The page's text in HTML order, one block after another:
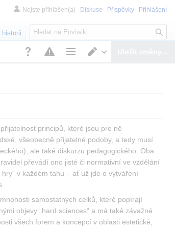
principů, které jsou pro ně
všeobecně přijatelné podoby, a tedy musí
ale také diskurzu pedagogického. Oba
převádí ono jisté či normativní ve vzdělání
v každém tahu – ať už jde o vytváření
samostatných celků, které popírají
objevy „hard sciences“ a má také závažné
všech forem a koncepcí v oblasti estetické,
Nejste přihlášen(a) Diskuse Příspěvky Přihlášení
historii
H
l
e